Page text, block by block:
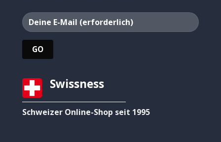
Swissness
Schweizer Online-Shop seit 1995